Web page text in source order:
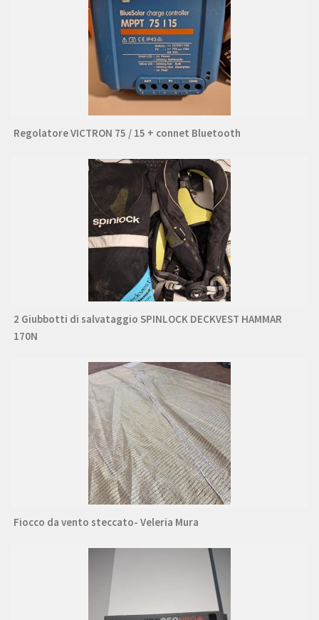
Regolatore VICTRON 75 / 15 + connet Bluetooth
2 Giubbotti di salvataggio SPINLOCK DECKVEST HAMMAR
170N
Fiocco da vento steccato- Veleria Mura